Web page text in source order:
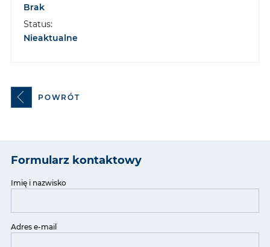
Brak
Status:
Nieaktualne
POWRÓT
Formularz kontaktowy
Imię i nazwisko
Adres e-mail